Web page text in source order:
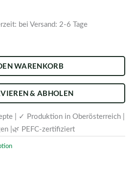
bei Versand: 2-6 Tage
WARENKORB
& ABHOLEN
| ✓ Produktion in Oberösterreich |
|🌿 PEFC-zertifiziert